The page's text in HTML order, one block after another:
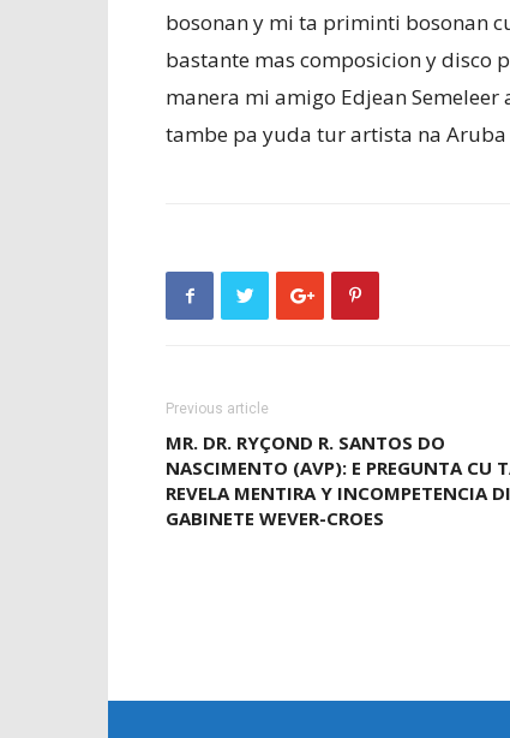
bosonan y mi ta priminti bosonan
bastante mas composicion y disco
manera mi amigo Edjean Semeleer
tambe pa yuda tur artista na Aruba
Previous article
MR. DR. RYÇOND R. SANTOS DO
NASCIMENTO (AVP): E PREGUNTA CU
REVELA MENTIRA Y INCOMPETENCIA DI
GABINETE WEVER-CROES